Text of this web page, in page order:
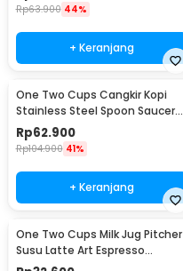
Rp63.900 44%
+ Keranjang
One Two Cups Cangkir Kopi
Stainless Steel Spoon Saucer
Cup 120ml - 201
Rp62.900
Rp104.900 41%
+ Keranjang
One Two Cups Milk Jug Pitcher
Susu Latte Art Espresso
Stainless Steel 350ml - J068